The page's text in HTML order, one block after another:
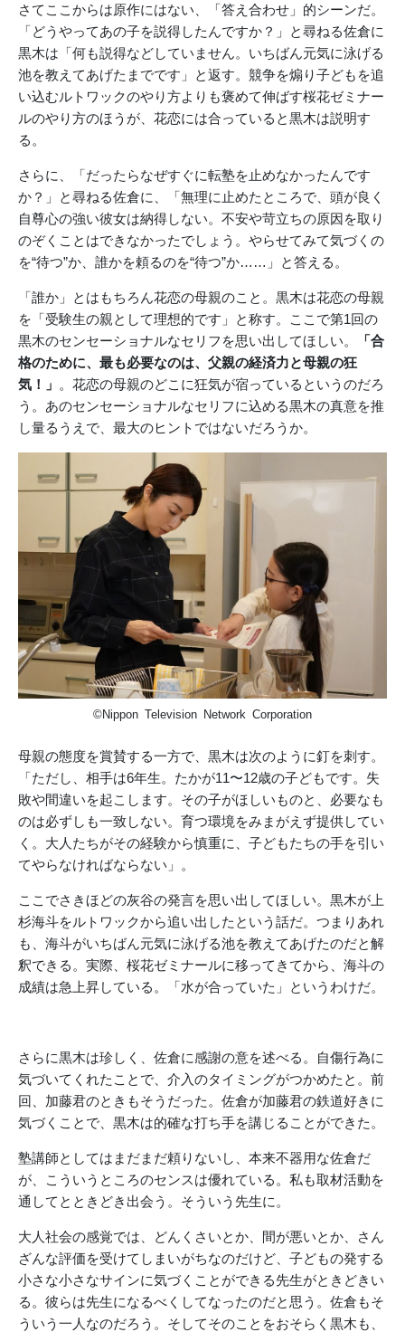
さてここからは原作にはない、「答え合わせ」的シーンだ。
「どうやってあの子を説得したんですか？」と尋ねる佐倉に
黒木は「何も説得などしていません。いちばん元気に泳げる
池を教えてあげたまでです」と返す。競争を煽り子どもを追
い込むルトワックのやり方よりも褒めて伸ばす桜花ゼミナー
ルのやり方のほうが、花恋には合っていると黒木は説明す
る。
さらに、「だったらなぜすぐに転塾を止めなかったんです
か？」と尋ねる佐倉に、「無理に止めたところで、頭が良く
自尊心の強い彼女は納得しない。不安や苛立ちの原因を取り
のぞくことはできなかったでしょう。やらせてみて気づくの
を“待つ”か、誰かを頼るのを“待つ”か……」と答える。
「誰か」とはもちろん花恋の母親のこと。黒木は花恋の母親
を「受験生の親として理想的です」と称す。ここで第1回の
黒木のセンセーショナルなセリフを思い出してほしい。
「合
格のために、最も必要なのは、父親の経済力と母親の狂
気！」 。花恋の母親のどこに狂気が宿っているというのだろ
う。あのセンセーショナルなセリフに込める黒木の真意を推
し量るうえで、最大のヒントではないだろうか。
©Nippon Television Network Corporation
母親の態度を賞賛する一方で、黒木は次のように釘を刺す。
「ただし、相手は6年生。たかが11〜12歳の子どもです。失
敗や間違いを起こします。その子がほしいものと、必要なも
のは必ずしも一致しない。育つ環境をみまがえず提供してい
く。大人たちがその経験から慎重に、子どもたちの手を引い
てやらなければならない」。
ここでさきほどの灰谷の発言を思い出してほしい。黒木が上
杉海斗をルトワックから追い出したという話だ。つまりあれ
も、海斗がいちばん元気に泳げる池を教えてあげたのだと解
釈できる。実際、桜花ゼミナールに移ってきてから、海斗の
成績は急上昇している。「水が合っていた」というわけだ。
さらに黒木は珍しく、佐倉に感謝の意を述べる。自傷行為に
気づいてくれたことで、介入のタイミングがつかめたと。前
回、加藤君のときもそうだった。佐倉が加藤君の鉄道好きに
気づくことで、黒木は的確な打ち手を講じることができた。
塾講師としてはまだまだ頼りないし、本来不器用な佐倉だ
が、こういうところのセンスは優れている。私も取材活動を
通してとときどき出会う。そういう先生に。
大人社会の感覚では、どんくさいとか、間が悪いとか、さん
ざんな評価を受けてしまいがちなのだけど、子どもの発する
小さな小さなサインに気づくことができる先生がときどきい
る。彼らは先生になるべくしてなったのだと思う。佐倉もそ
ういう一人なのだろう。そしてそのことをおそらく黒木も、